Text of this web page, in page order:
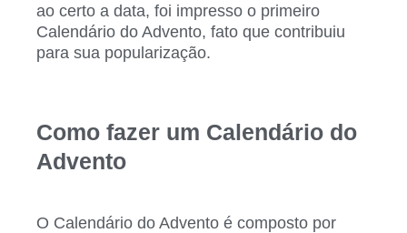
ao certo a data, foi impresso o primeiro
Calendário do Advento, fato que contribuiu
para sua popularização.
Como fazer um Calendário do
Advento
O Calendário do Advento é composto por